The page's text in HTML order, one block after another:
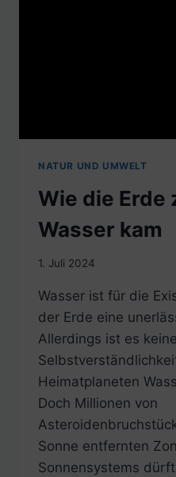
NATUR UND UMWELT
Wie die Erde
Wasser kam
1. Juli 2024
Wasser ist für die
der Erde eine
Allerdings ist es keine
Heimatplaneten
Doch Millionen von
Sonne entfernten
Sonnensystems